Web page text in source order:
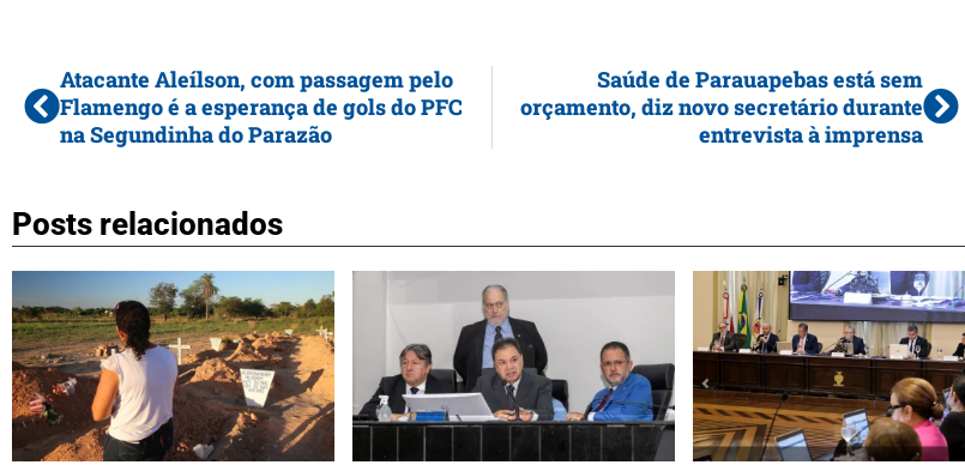
Atacante Aleílson, com passagem pelo
Flamengo é a esperança de gols do PFC
na Segundinha do Parazão
Saúde de Parauapebas está sem
orçamento, diz novo secretário durante
entrevista à imprensa
Posts relacionados